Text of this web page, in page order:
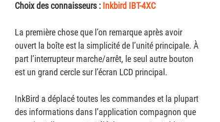
Choix des connaisseurs : Inkbird IBT-4XC
La première chose que l’on remarque après avoir
ouvert la boîte est la simplicité de l’unité principale. À
part l’interrupteur marche/arrêt, le seul autre bouton
est un grand cercle sur l’écran LCD principal.
InkBird a déplacé toutes les commandes et la plupart
des informations dans l’application compagnon que